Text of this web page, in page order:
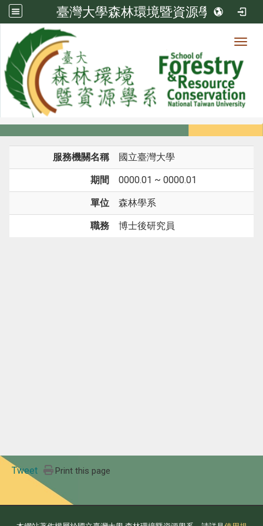
臺灣大學森林環境暨資源學系
系所成員
系所成員
服務機關名稱 國立臺灣大學
期間 0000.01 ~ 0000.01
單位 森林學系
職務 博士後研究員
Tweet Print this page